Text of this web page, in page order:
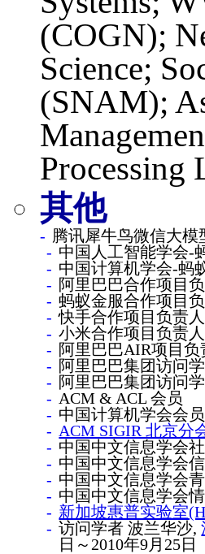
(COGN);
Science;
(SNAM);
Processing
其他
腾讯犀牛鸟微信大模
中国人工智能学会-
中国计算机学会-蚂
阿里巴巴合作项目
蚂蚁金服合作项目
快手合作项目负责
小米合作项目负责
阿里巴巴AIR项目负
阿里巴巴集团访问
阿里巴巴集团访问
ACM & ACL 会员
中国计算机学会会员
ACM SIGIR 北京分
中国中文信息学会
中国中文信息学会
中国中文信息学会
中国中文信息学会
新加坡惠普实验室
访问学者 波兰华沙,
日～2010年9月25日